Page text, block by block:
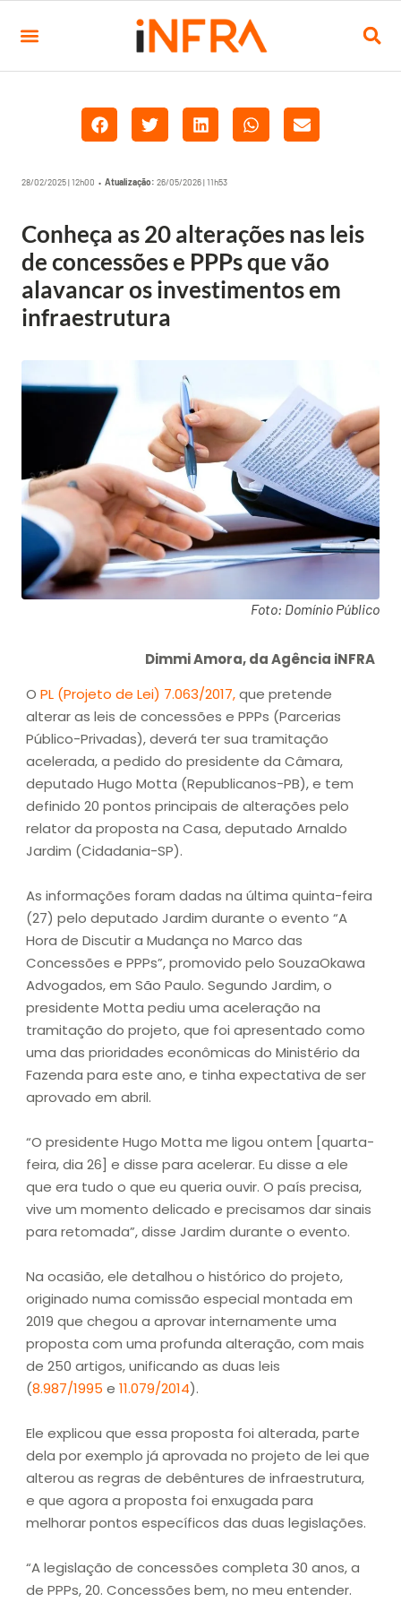
28/02/2025 | 12h00 • Atualização: 26/05/2026 | 11h53
Conheça as 20 alterações nas leis
de concessões e PPPs que vão
alavancar os investimentos em
infraestrutura
Foto: Domínio Público
Dimmi Amora, da Agência iNFRA
O PL (Projeto de Lei) 7.063/2017,que pretende
alterar as leis de concessões e PPPs (Parcerias
Público-Privadas), deverá ter sua tramitação
acelerada, a pedido do presidente da Câmara,
deputado Hugo Motta (Republicanos-PB), e tem
definido 20 pontos principais de alterações pelo
relator da proposta na Casa, deputado Arnaldo
Jardim (Cidadania-SP).
As informações foram dadas na última quinta-feira
(27) pelo deputado Jardim durante o evento “A
Hora de Discutir a Mudança no Marco das
Concessões e PPPs”, promovido pelo SouzaOkawa
Advogados, em São Paulo. Segundo Jardim, o
presidente Motta pediu uma aceleração na
tramitação do projeto, que foi apresentado como
uma das prioridades econômicas do Ministério da
Fazenda para este ano, e tinha expectativa de ser
aprovado em abril.
“O presidente Hugo Motta me ligou ontem [quarta-
feira, dia 26] e disse para acelerar. Eu disse a ele
que era tudo o que eu queria ouvir. O país precisa,
vive um momento delicado e precisamos dar sinais
para retomada”, disse Jardim durante o evento.
Na ocasião, ele detalhou o histórico do projeto,
originado numa comissão especial montada em
2019 que chegou a aprovar internamente uma
proposta com uma profunda alteração, com mais
de 250 artigos, unificando as duas leis
(8.987/1995 e 11.079/2014).
Ele explicou que essa proposta foi alterada, parte
dela por exemplo já aprovada no projeto de lei que
alterou as regras de debêntures de infraestrutura,
e que agora a proposta foi enxugada para
melhorar pontos específicos das duas legislações.
“A legislação de concessões completa 30 anos, a
de PPPs, 20. Concessões bem, no meu entender.